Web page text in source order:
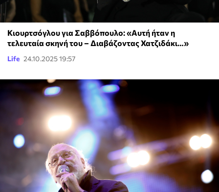
Κιουρτσόγλου για Σαββόπουλο: «Αυτή ήταν η
τελευταία σκηνή του – Διαβάζοντας Χατζιδάκι…»
Life 24.10.2025 19:57